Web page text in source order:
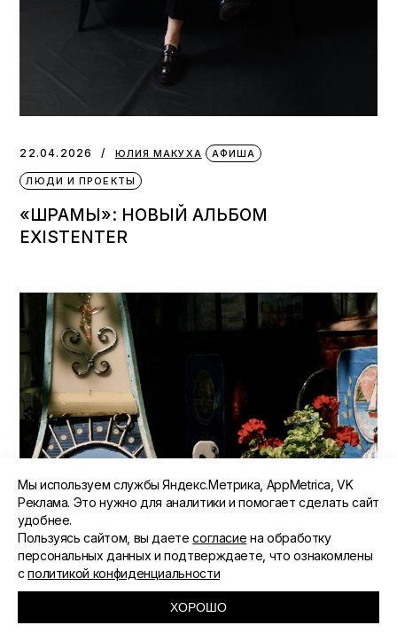
22.04.2026 ЮЛИЯ МАКУХА АФИША
ЛЮДИ И ПРОЕКТЫ
«ШРАМЫ»: НОВЫЙ АЛЬБОМ
EXISTENTER
Мы используем службы Яндекс.Метрика, AppMetrica, VK
Реклама. Это нужно для аналитики и помогает сделать сайт
удобнее.
Пользуясь сайтом, вы даетесогласие на обработку
персональных данных и подтверждаете, что ознакомлены
сполитикой конфиденциальности
ХОРОШО